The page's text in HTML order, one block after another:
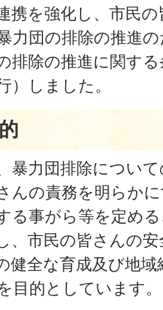
携を強化し、市民
力団の排除の推進
排除の推進に関す
）しました。
暴力団排除につい
んの責務を明らか
る事がら等を定め
、市民の皆さんの
健全な育成及び地
目的としています。